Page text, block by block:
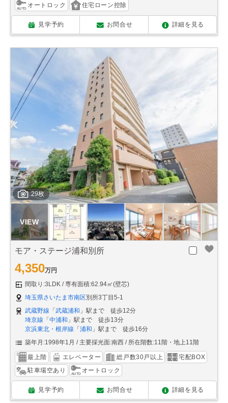
オートロック
住宅ローン控除
見学予約 お問合せ 詳細を見る
29枚
モア・ステージ浦和別所
4,350万円
間取り:3LDK
専有面積:62.94㎡(壁芯)
埼玉県さいたま市南区別所3丁目5-1
武蔵野線 「 武蔵浦和 」駅まで 徒歩12分
埼京線 「 中浦和 」駅まで 徒歩13分
京浜東北・根岸線 「 浦和 」駅まで 徒歩16分
築年月:1998年1月
主要採光面:南西 所在階数:11階・地上11階
最上階 エレベーター 総戸数30戸以上
宅配BOX
駐車場空あり
オートロック
見学予約 お問合せ 詳細を見る